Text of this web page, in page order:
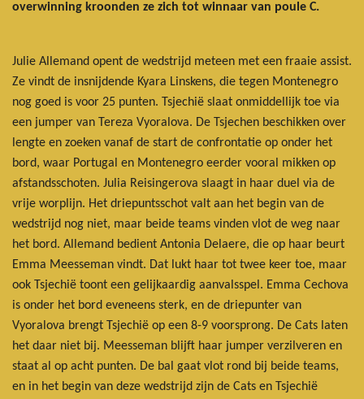
overwinning kroonden ze zich tot winnaar van poule C.
Julie Allemand opent de wedstrijd meteen met een fraaie assist.
Ze vindt de insnijdende Kyara Linskens, die tegen Montenegro
nog goed is voor 25 punten. Tsjechië slaat onmiddellijk toe via
een jumper van Tereza Vyoralova. De Tsjechen beschikken over
lengte en zoeken vanaf de start de confrontatie op onder het
bord, waar Portugal en Montenegro eerder vooral mikken op
afstandsschoten. Julia Reisingerova slaagt in haar duel via de
vrije worplijn. Het driepuntsschot valt aan het begin van de
wedstrijd nog niet, maar beide teams vinden vlot de weg naar
het bord. Allemand bedient Antonia Delaere, die op haar beurt
Emma Meesseman vindt. Dat lukt haar tot twee keer toe, maar
ook Tsjechië toont een gelijkaardig aanvalsspel. Emma Cechova
is onder het bord eveneens sterk, en de driepunter van
Vyoralova brengt Tsjechië op een 8-9 voorsprong. De Cats laten
het daar niet bij. Meesseman blijft haar jumper verzilveren en
staat al op acht punten. De bal gaat vlot rond bij beide teams,
en in het begin van deze wedstrijd zijn de Cats en Tsjechië